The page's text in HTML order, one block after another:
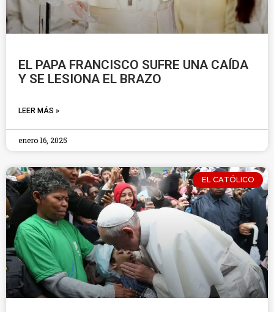
EL PAPA FRANCISCO SUFRE UNA CAÍDA
Y SE LESIONA EL BRAZO
LEER MÁS »
enero 16, 2025
EL CATÓLICO